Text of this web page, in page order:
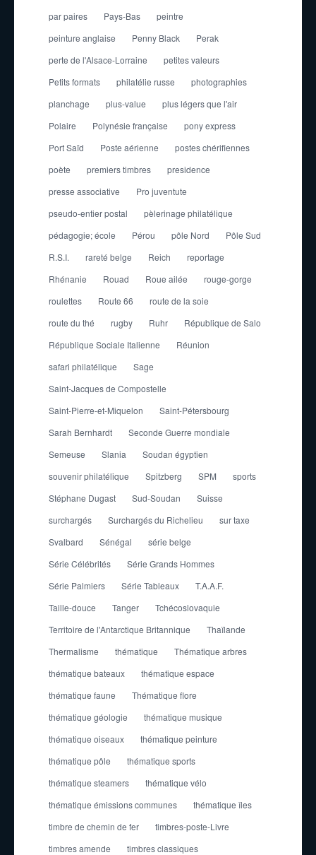
par paires Pays-Bas
peintre
peinture anglaise
Penny Black
Perak
perte de l'Alsace-Lorraine
petites valeurs
Petits formats
philatélie russe
photographies
planchage
plus-value
plus légers que l'air
Polaire
Polynésie française
pony express
Port Saïd
Poste aérienne
postes chérifiennes
poète
premiers timbres
presidence
presse associative
Pro juventute
pseudo-entier postal
pèlerinage philatélique
pédagogie; école
Pérou pôle Nord
Pôle Sud
R.S.I.
rareté belge Reich
reportage
Rhénanie
Rouad Roue ailée
rouge-gorge
roulettes
Route 66
route de la soie
route du thé
rugby Ruhr
République de Salo
République Sociale Italienne
Réunion
safari philatélique
Sage
Saint-Jacques de Compostelle
Saint-Pierre-et-Miquelon
Saint-Pétersbourg
Sarah Bernhardt
Seconde Guerre mondiale
Semeuse
Slania
Soudan égyptien
souvenir philatélique
Spitzberg SPM
sports
Stéphane Dugast
Sud-Soudan
Suisse
surchargés
Surchargés du Richelieu
sur taxe
Svalbard
Sénégal
série belge
Série Célébrités
Série Grands Hommes
Série Palmiers
Série Tableaux
T.A.A.F.
Taille-douce
Tanger
Tchécoslovaquie
Territoire de l'Antarctique Britannique
Thaïlande
Thermalisme
thématique
Thématique arbres
thématique bateaux
thématique espace
thématique faune
Thématique flore
thématique géologie
thématique musique
thématique oiseaux
thématique peinture
thématique pôle
thématique sports
thématique steamers
thématique vélo
thématique émissions communes
thématique îles
timbre de chemin de fer
timbres-poste-Livre
timbres amende
timbres classiques